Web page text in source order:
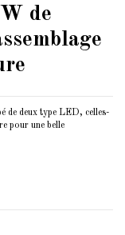
de
de deux type LED, celles-
pour une belle